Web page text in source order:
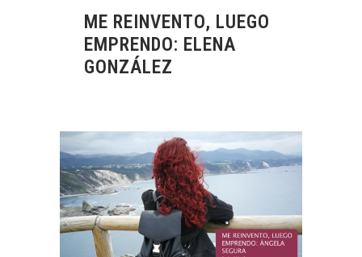
ME REINVENTO, LUEGO
EMPRENDO: ELENA
GONZÁLEZ